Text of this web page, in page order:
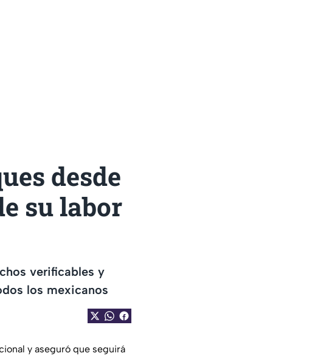
desde
su labor
verificables y
los mexicanos
y aseguró que seguirá